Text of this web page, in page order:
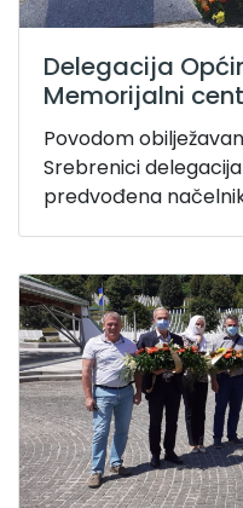
Delegacija
Memorijalni
Povodom
Srebrenici
predvođena